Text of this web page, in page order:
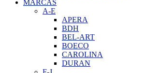
MARCAS
A-E
APERA
BDH
BEL-ART
BOECO
CAROLINA
DURAN